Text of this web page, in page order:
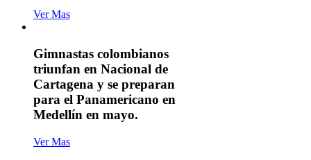
Ver Mas
Gimnastas colombianos
triunfan en Nacional de
Cartagena y se preparan
para el Panamericano en
Medellín en mayo.
Ver Mas